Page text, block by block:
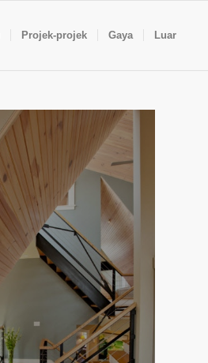
Projek-projek Gaya Luar